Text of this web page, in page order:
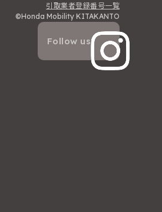
引取業者登録番号一覧
©Honda Mobility KITAKANTO
Follow us